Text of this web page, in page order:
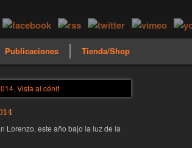
Publicaciones Tienda/Shop
Lorenzo, este año bajo la luz de la